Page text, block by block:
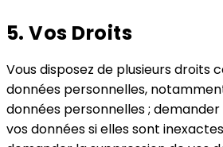
5. Vos Droits
Vous disposez de plusieurs droits
données personnelles,
données personnelles ;
vos données si elles sont